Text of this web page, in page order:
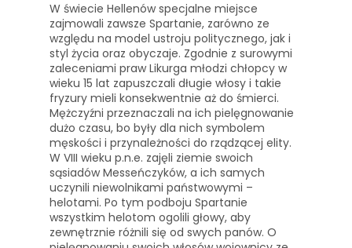
W świecie Hellenów specjalne miejsce
zajmowali zawsze Spartanie, zarówno ze
względu na model ustroju politycznego, jak i
styl życia oraz obyczaje. Zgodnie z surowymi
zaleceniami praw Likurga młodzi chłopcy w
wieku 15 lat zapuszczali długie włosy i takie
fryzury mieli konsekwentnie aż do śmierci.
Mężczyźni przeznaczali na ich pielęgnowanie
dużo czasu, bo były dla nich symbolem
męskości i przynależności do rządzącej elity.
W VIII wieku p.n.e. zajęli ziemie swoich
sąsiadów Messeńczyków, a ich samych
uczynili niewolnikami państwowymi –
helotami. Po tym podboju Spartanie
wszystkim helotom ogolili głowy, aby
zewnętrznie różnili się od swych panów. O